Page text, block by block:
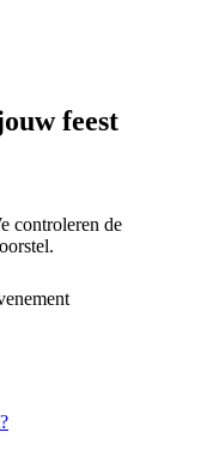
feest
controleren de